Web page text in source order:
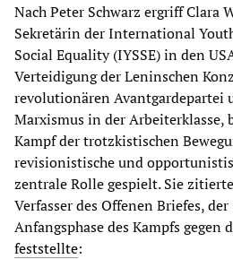
Nach Peter Schwarz ergriff Clara
Sekretärin der International
Social Equality (IYSSE) in den
Verteidigung der Leninschen
revolutionären Avantgardepartei
Marxismus in der Arbeiterklasse,
Kampf der trotzkistischen
revisionistische und
zentrale Rolle gespielt. Sie
Verfasser des Offenen Briefes,
Anfangsphase des Kampfs gegen
feststellte: